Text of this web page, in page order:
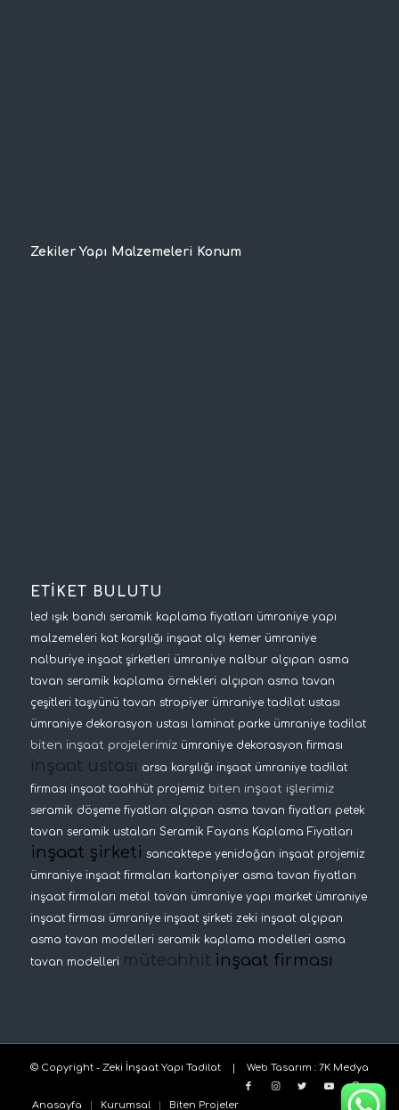
Zekiler Yapı Malzemeleri Konum
ETİKET BULUTU
led ışık bandı seramik kaplama fiyatları ümraniye yapı
malzemeleri kat karşılığı inşaat alçı kemer ümraniye
nalburiye inşaat şirketleri ümraniye nalbur alçıpan asma
tavan seramik kaplama örnekleri alçıpan asma tavan
çeşitleri taşyünü tavan stropiyer ümraniye tadilat ustası
ümraniye dekorasyon ustası laminat parke ümraniye tadilat
biten inşaat projelerimiz ümraniye dekorasyon firması
inşaat ustası arsa karşılığı inşaat ümraniye tadilat
firması inşaat taahhüt projemiz biten inşaat işlerimiz
seramik döşeme fiyatları alçıpan asma tavan fiyatları petek
tavan seramik ustaları Seramik Fayans Kaplama Fiyatları
inşaat şirketi sancaktepe yenidoğan inşaat projemiz
ümraniye inşaat firmaları kartonpiyer asma tavan fiyatları
inşaat firmaları metal tavan ümraniye yapı market ümraniye
inşaat firması ümraniye inşaat şirketi zeki inşaat alçıpan
asma tavan modelleri seramik kaplama modelleri asma
tavan modelleri müteahhit inşaat firması
© Copyright - Zeki İnşaat Yapı Tadilat | Web Tasarım : 7K Medya
Anasayfa Kurumsal Biten Projeler